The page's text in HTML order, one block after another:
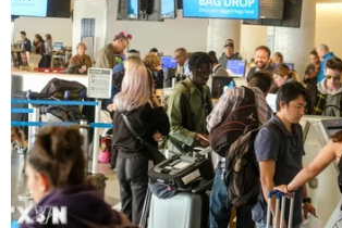
20/05/2026 08:45
Thành phố Hồ Chí Minh vào Top 100
hệ sinh thái khởi nghiệp toàn cầu
19/05/2026 14:00